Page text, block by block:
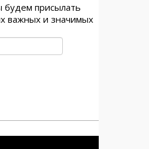
присылать
важных и значимых